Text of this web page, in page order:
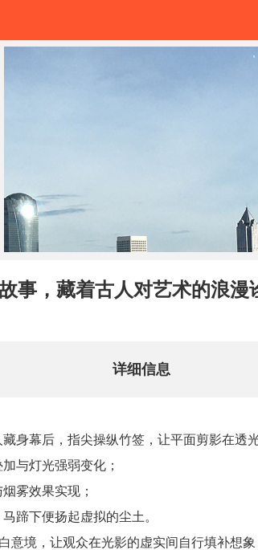
事，藏着古人对艺术的浪漫
详细信息
身幕后，指尖操纵竹签，让平面剪影在透
与灯光强弱变化；
雾效果实现；
蹄下便扬起虚拟的尘土。
意境，让观众在光影的虚实间自行填补想